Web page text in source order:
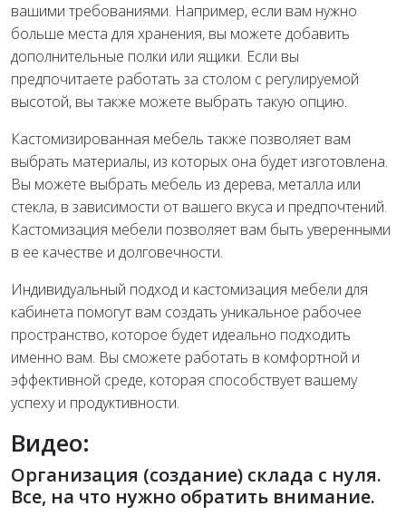
вашими требованиями. Например, если вам нужно
больше места для хранения, вы можете добавить
дополнительные полки или ящики. Если вы
предпочитаете работать за столом с регулируемой
высотой, вы также можете выбрать такую опцию.
Кастомизированная мебель также позволяет вам
выбрать материалы, из которых она будет изготовлена.
Вы можете выбрать мебель из дерева, металла или
стекла, в зависимости от вашего вкуса и предпочтений.
Кастомизация мебели позволяет вам быть уверенными
в ее качестве и долговечности.
Индивидуальный подход и кастомизация мебели для
кабинета помогут вам создать уникальное рабочее
пространство, которое будет идеально подходить
именно вам. Вы сможете работать в комфортной и
эффективной среде, которая способствует вашему
успеху и продуктивности.
Видео:
Организация (создание) склада с нуля.
Все, на что нужно обратить внимание.